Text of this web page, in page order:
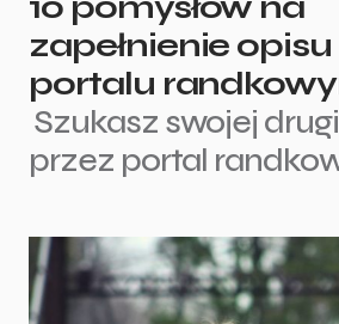
zapełnienie
portalu
Szukasz swojej
przez portal